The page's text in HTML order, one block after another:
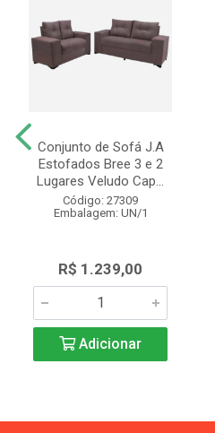
Conjunto de Sofá J.A
Estofados Bree 3 e 2
Lugares Veludo Cap...
Código: 27309
Embalagem: UN/1
R$ 1.239,00
Adicionar